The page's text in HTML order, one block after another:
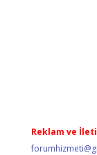
Reklam ve